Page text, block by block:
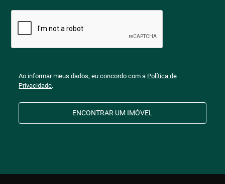
Ao informar meus dados, eu concordo com a Política de
Privacidade.
ENCONTRAR UM IMÓVEL